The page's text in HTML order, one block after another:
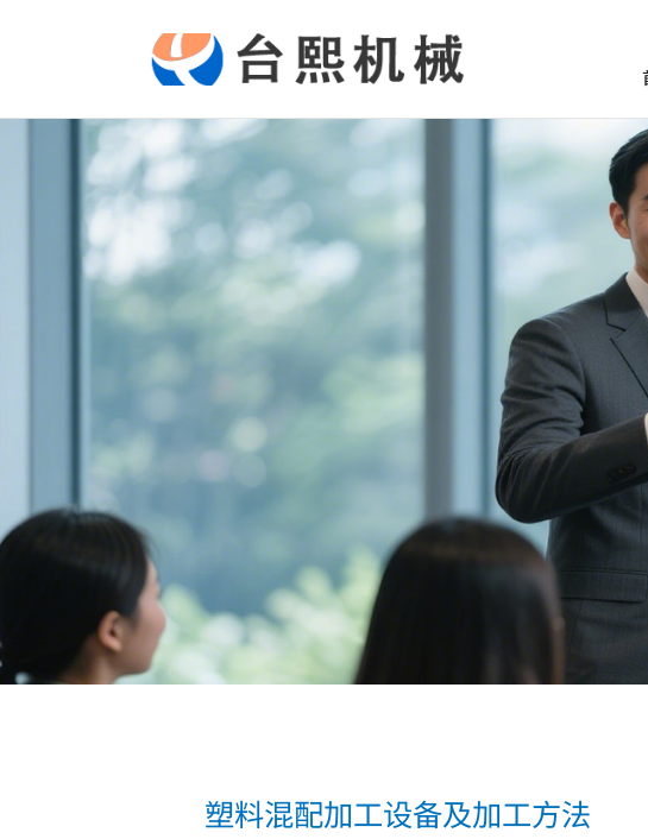
配
业
动
台
熙
塑料混配加工设备及加工方法